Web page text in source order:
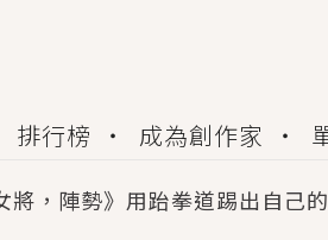
排行榜 成為創作家
將，陣勢》用跆拳道踢出自己